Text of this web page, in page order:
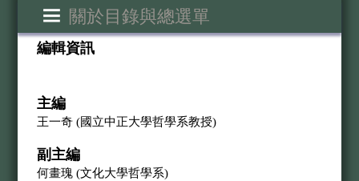
關於目錄與總選單
編輯資訊
主編
王一奇 (國立中正大學哲學系教授)
副主編
何畫瑰 (文化大學哲學系)